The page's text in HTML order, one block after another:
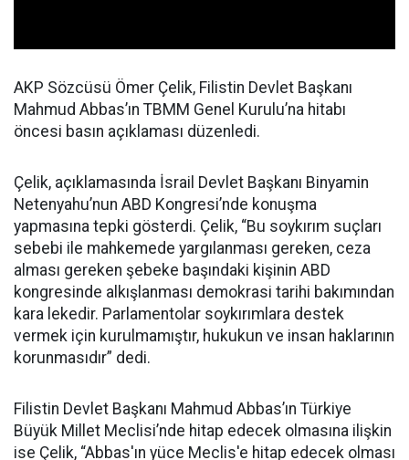
AKP Sözcüsü Ömer Çelik, Filistin Devlet Başkanı
Mahmud Abbas’ın TBMM Genel Kurulu’na hitabı
öncesi basın açıklaması düzenledi.
Çelik, açıklamasında İsrail Devlet Başkanı Binyamin
Netenyahu’nun ABD Kongresi’nde konuşma
yapmasına tepki gösterdi. Çelik, “Bu soykırım suçları
sebebi ile mahkemede yargılanması gereken, ceza
alması gereken şebeke başındaki kişinin ABD
kongresinde alkışlanması demokrasi tarihi bakımından
kara lekedir. Parlamentolar soykırımlara destek
vermek için kurulmamıştır, hukukun ve insan haklarının
korunmasıdır” dedi.
Filistin Devlet Başkanı Mahmud Abbas’ın Türkiye
Büyük Millet Meclisi’nde hitap edecek olmasına ilişkin
ise Çelik, “Abbas'ın yüce Meclis'e hitap edecek olması